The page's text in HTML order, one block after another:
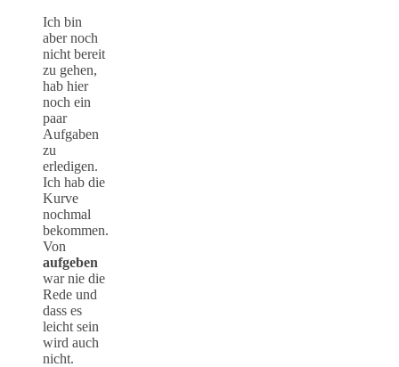
Ich bin
aber noch
nicht bereit
zu gehen,
hab hier
noch ein
paar
Aufgaben
zu
erledigen.
Ich hab die
Kurve
nochmal
bekommen.
Von
aufgeben
war nie die
Rede und
dass es
leicht sein
wird auch
nicht.